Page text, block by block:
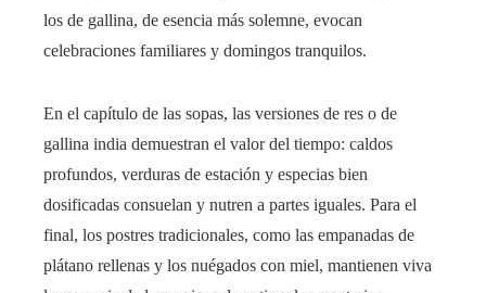
los de gallina, de esencia más solemne, evocan
celebraciones familiares y domingos tranquilos.
En el capítulo de las sopas, las versiones de res o de
gallina india demuestran el valor del tiempo: caldos
profundos, verduras de estación y especias bien
dosificadas consuelan y nutren a partes iguales. Para el
final, los postres tradicionales, como las empanadas de
plátano rellenas y los nuégados con miel, mantienen viva